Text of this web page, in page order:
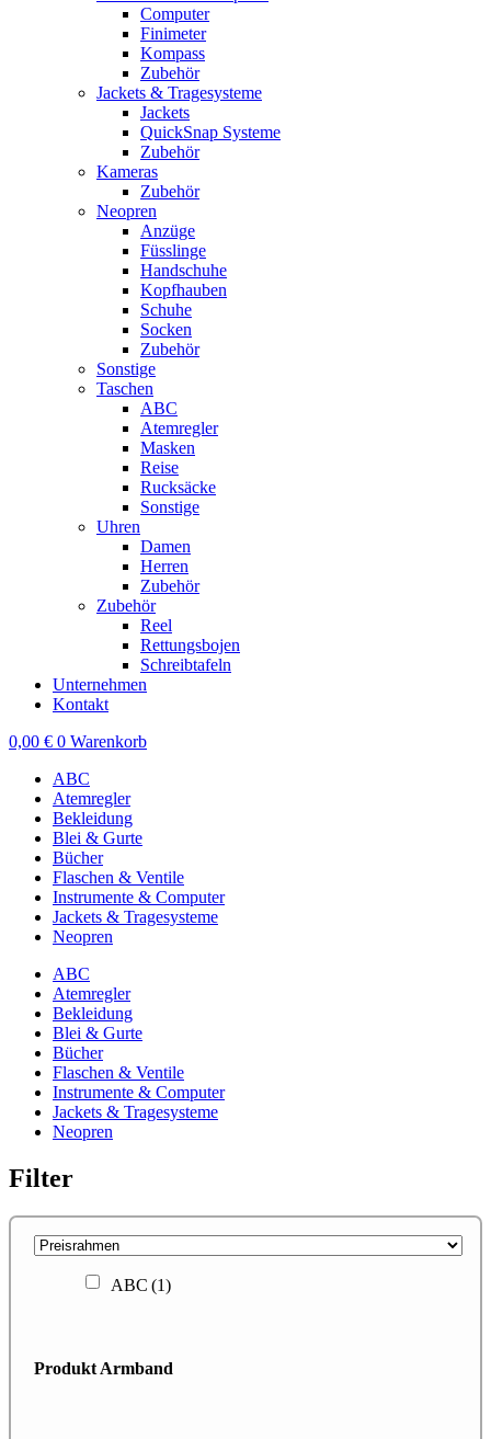
Computer
Finimeter
Kompass
Zubehör
Jackets & Tragesysteme
Jackets
QuickSnap Systeme
Zubehör
Kameras
Zubehör
Neopren
Anzüge
Füsslinge
Handschuhe
Kopfhauben
Schuhe
Socken
Zubehör
Sonstige
Taschen
ABC
Atemregler
Masken
Reise
Rucksäcke
Sonstige
Uhren
Damen
Herren
Zubehör
Zubehör
Reel
Rettungsbojen
Schreibtafeln
Unternehmen
Kontakt
0,00 € 0 Warenkorb
ABC
Atemregler
Bekleidung
Blei & Gurte
Bücher
Flaschen & Ventile
Instrumente & Computer
Jackets & Tragesysteme
Neopren
ABC
Atemregler
Bekleidung
Blei & Gurte
Bücher
Flaschen & Ventile
Instrumente & Computer
Jackets & Tragesysteme
Neopren
Filter
ABC (1)
Produkt Armband